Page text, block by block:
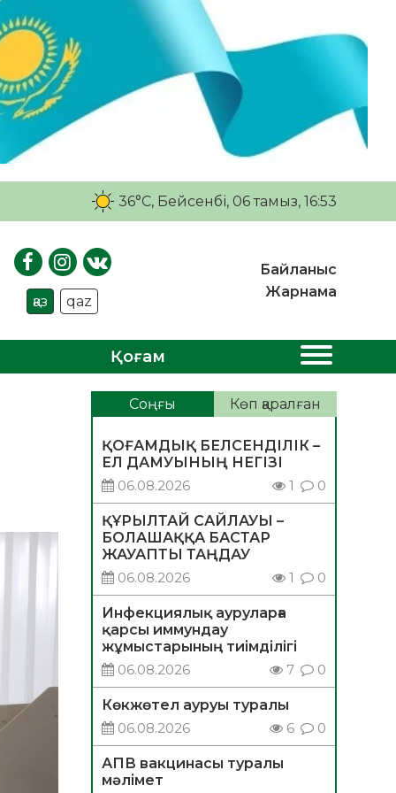
36°C, Бейсенбі, 06 тамыз, 16:53
қаз qaz
Байланыс
Жарнама
Қоғам
Соңғы Көп қаралған
ҚОҒАМДЫҚ БЕЛСЕНДІЛІК –
ЕЛ ДАМУЫНЫҢ НЕГІЗІ
06.08.2026
1 0
ҚҰРЫЛТАЙ САЙЛАУЫ –
БОЛАШАҚҚА БАСТАР
ЖАУАПТЫ ТАҢДАУ
06.08.2026
1 0
Инфекциялық ауруларға
қарсы иммундау
жұмыстарының тиімділігі
06.08.2026
7 0
Көкжөтел ауруы туралы
06.08.2026
6 0
АПВ вакцинасы туралы
мәлімет